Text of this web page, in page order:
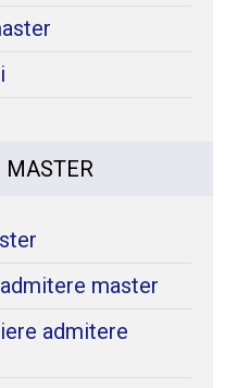
MASTER
master
admitere